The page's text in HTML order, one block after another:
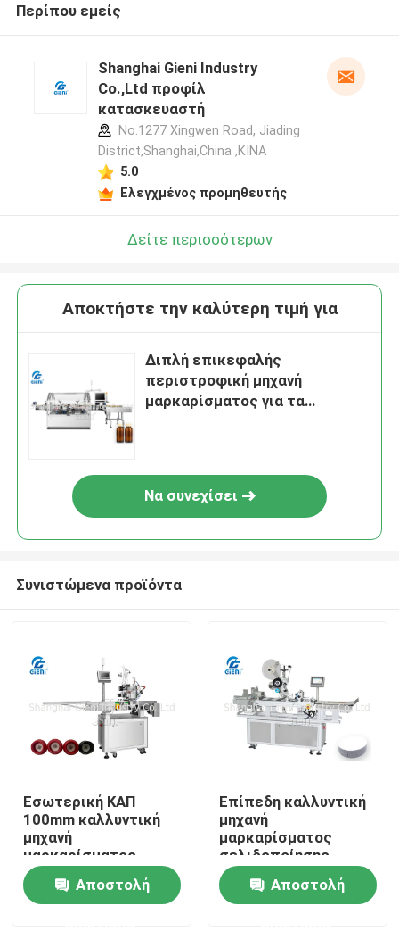
Σπίτι
Προϊόντα
Περίπου εμείς
Shanghai Gieni Industry
Co.,Ltd προφίλ
κατασκευαστή
No.1277 Xingwen Road, Jiading
District,Shanghai,China ,ΚΙΝΑ
5.0
Ελεγχμένος προμηθευτής
Δείτε περισσότερων
Αποκτήστε την καλύτερη τιμή για
Διπλή επικεφαλής
περιστροφική μηχανή
μαρκαρίσματος για τα
Να συνεχίσει
Συνιστώμενα προϊόντα
Εσωτερική ΚΑΠ
100mm καλλυντική
μηχανή
μαρκαρίσματος
90pcs/Min
Αποστολή
Επίπεδη καλλυντική
μηχανή
μαρκαρίσματος
σελιδοποίησης
80mm 120pcs/Min
Αποστολή